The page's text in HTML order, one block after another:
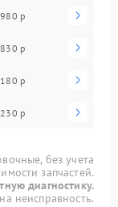
980 р
830 р
р
р
без учета
запчастей.
диагностику.
неисправность.